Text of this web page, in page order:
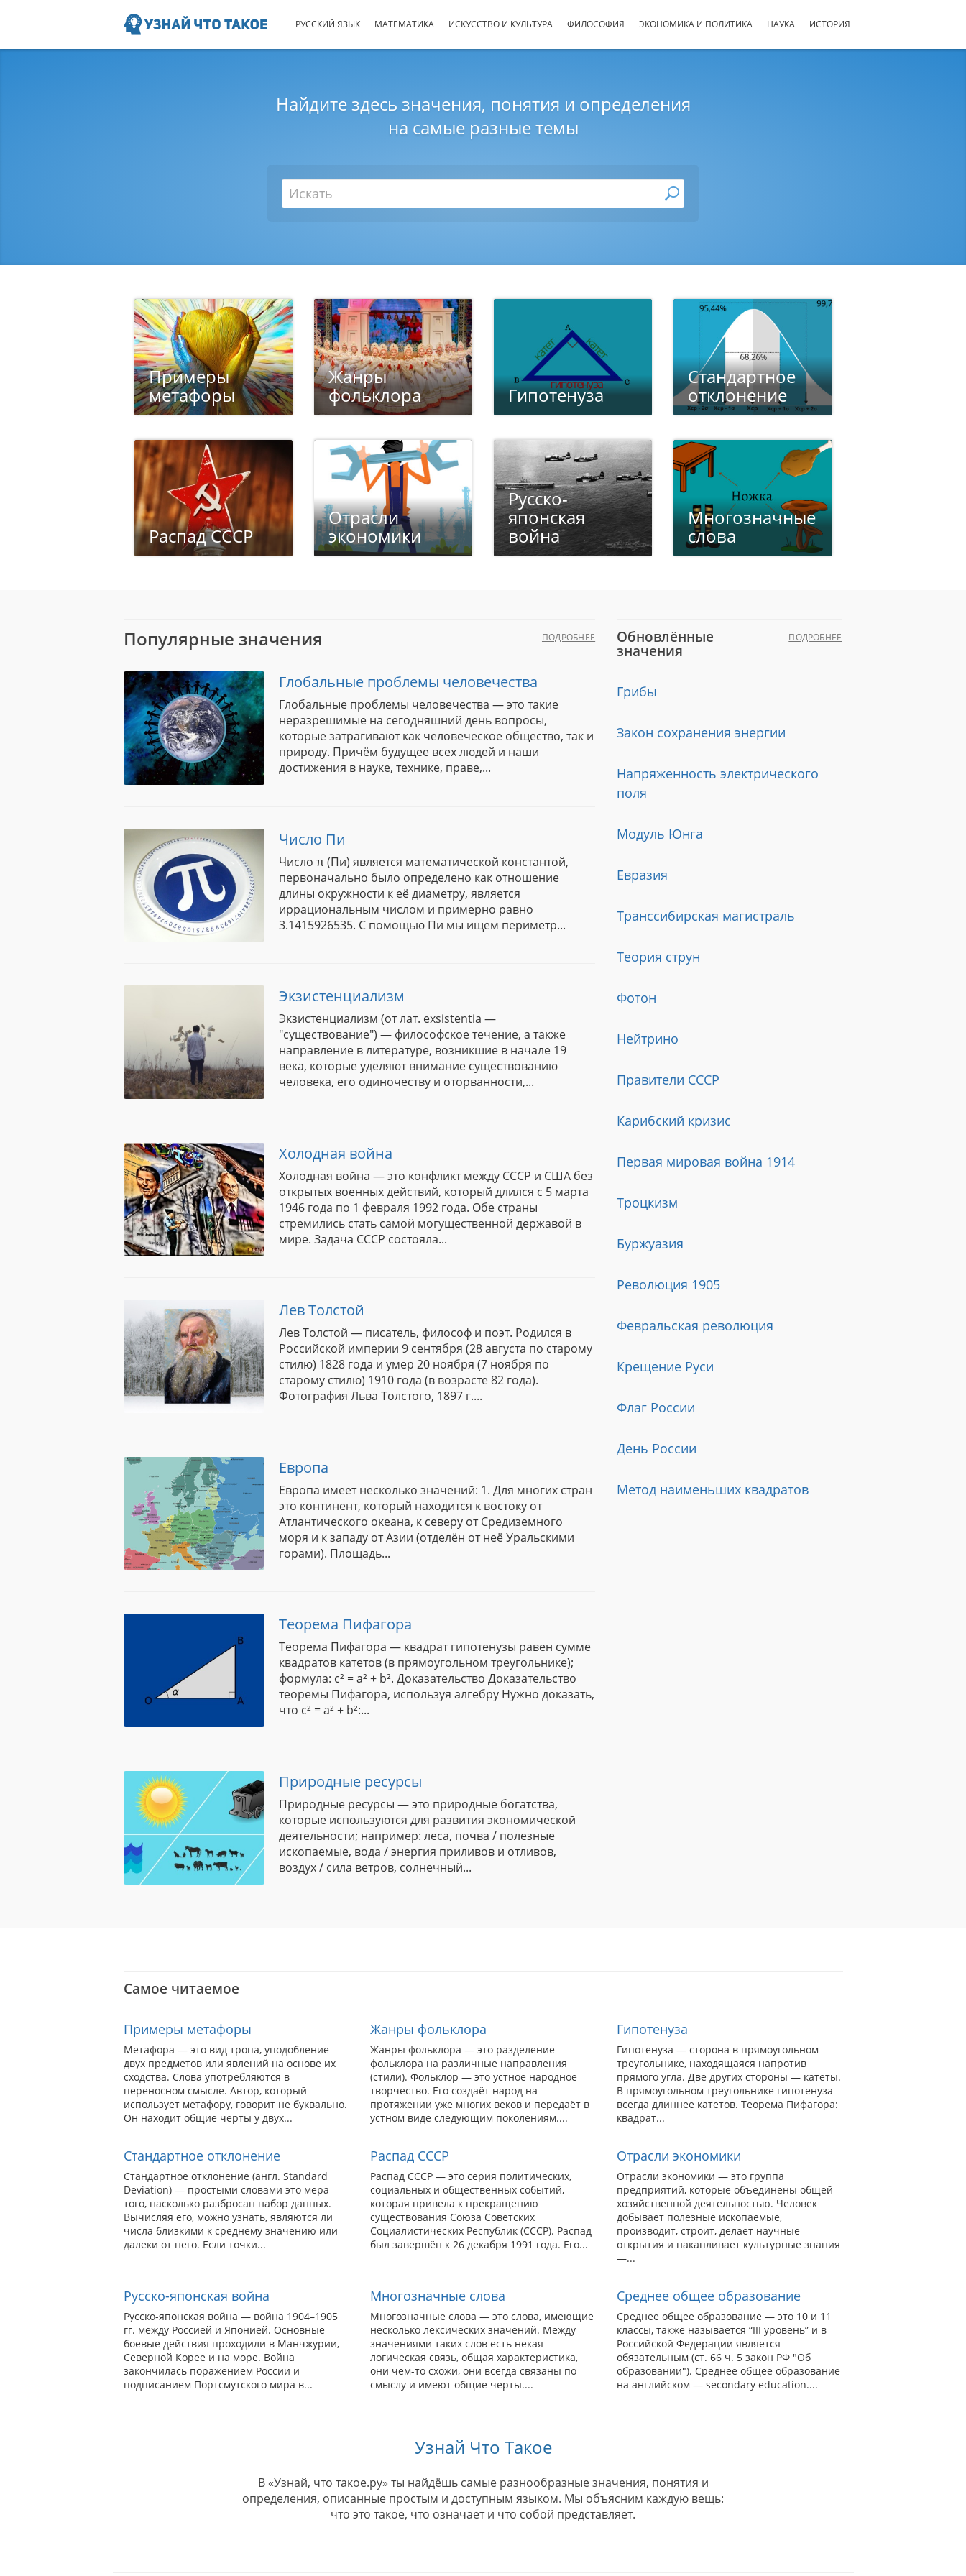
Узнай Что Такое РУССКИЙ ЯЗЫК МАТЕМАТИКА ИСКУССТВО И КУЛЬТУРА ФИЛОСОФИЯ ЭКОНОМИКА И ПОЛИТИКА НАУКА ИСТОРИЯ
Найдите здесь значения, понятия и определения
на самые разные темы
Искать
Примеры
метафоры
Жанры
фольклора Гипотенуза
Стандартное
отклонение
Распад СССР
Отрасли
экономики
Русско-
японская
война
Многозначные
слова
Популярные значения ПОДРОБНЕЕ
Глобальные проблемы человечества
Глобальные проблемы человечества — это такие
неразрешимые на сегодняшний день вопросы,
которые затрагивают как человеческое общество, так и
природу. Причём будущее всех людей и наши
достижения в науке, технике, праве,...
Число Пи
Число π (Пи) является математической константой,
первоначально было определено как отношение
длины окружности к её диаметру, является
иррациональным числом и примерно равно
3.1415926535. С помощью Пи мы ищем периметр...
Экзистенциализм
Экзистенциализм (от лат. exsistentia —
"существование") — философское течение, а также
направление в литературе, возникшие в начале 19
века, которые уделяют внимание существованию
человека, его одиночеству и оторванности,...
Холодная война
Холодная война — это конфликт между СССР и США без
открытых военных действий, который длился с 5 марта
1946 года по 1 февраля 1992 года. Обе страны
стремились стать самой могущественной державой в
мире. Задача СССР состояла...
Лев Толстой
Лев Толстой — писатель, философ и поэт. Родился в
Российской империи 9 сентября (28 августа по старому
стилю) 1828 года и умер 20 ноября (7 ноября по
старому стилю) 1910 года (в возрасте 82 года).
Фотография Льва Толстого, 1897 г....
Европа
Европа имеет несколько значений: 1. Для многих стран
это континент, который находится к востоку от
Атлантического океана, к северу от Средиземного
моря и к западу от Азии (отделён от неё Уральскими
горами). Площадь...
Теорема Пифагора
Теорема Пифагора — квадрат гипотенузы равен сумме
квадратов катетов (в прямоугольном треугольнике);
формула: c² = a² + b². Доказательство Доказательство
теоремы Пифагора, используя алгебру Нужно доказать,
что c² = a² + b²:...
Природные ресурсы
Природные ресурсы — это природные богатства,
которые используются для развития экономической
деятельности; например: леса, почва / полезные
ископаемые, вода / энергия приливов и отливов,
воздух / сила ветров, солнечный...
Обновлённые
значения
ПОДРОБНЕЕ
Грибы
Закон сохранения энергии
Напряженность электрического
поля
Модуль Юнга
Евразия
Транссибирская магистраль
Теория струн
Фотон
Нейтрино
Правители СССР
Карибский кризис
Первая мировая война 1914
Троцкизм
Буржуазия
Революция 1905
Февральская революция
Крещение Руси
Флаг России
День России
Метод наименьших квадратов
Самое читаемое
Примеры метафоры
Метафора — это вид тропа, уподобление
двух предметов или явлений на основе их
сходства. Слова употребляются в
переносном смысле. Автор, который
использует метафору, говорит не буквально.
Он находит общие черты у двух...
Жанры фольклора
Жанры фольклора — это разделение
фольклора на различные направления
(стили). Фольклор — это устное народное
творчество. Его создаёт народ на
протяжении уже многих веков и передаёт в
устном виде следующим поколениям....
Гипотенуза
Гипотенуза — сторона в прямоугольном
треугольнике, находящаяся напротив
прямого угла. Две других стороны — катеты.
В прямоугольном треугольнике гипотенуза
всегда длиннее катетов. Теорема Пифагора:
квадрат...
Стандартное отклонение
Стандартное отклонение (англ. Standard
Deviation) — простыми словами это мера
того, насколько разбросан набор данных.
Вычисляя его, можно узнать, являются ли
числа близкими к среднему значению или
далеки от него. Если точки...
Распад СССР
Распад СССР — это серия политических,
социальных и общественных событий,
которая привела к прекращению
существования Союза Советских
Социалистических Республик (СССР). Распад
был завершён к 26 декабря 1991 года. Его...
Отрасли экономики
Отрасли экономики — это группа
предприятий, которые объединены общей
хозяйственной деятельностью. Человек
добывает полезные ископаемые,
производит, строит, делает научные
открытия и накапливает культурные знания
—...
Русско-японская война
Русско-японская война — война 1904–1905
гг. между Россией и Японией. Основные
боевые действия проходили в Манчжурии,
Северной Корее и на море. Война
закончилась поражением России и
подписанием Портсмутского мира в...
Многозначные слова
Многозначные слова — это слова, имеющие
несколько лексических значений. Между
значениями таких слов есть некая
логическая связь, общая характеристика,
они чем-то схожи, они всегда связаны по
смыслу и имеют общие черты....
Среднее общее образование
Среднее общее образование — это 10 и 11
классы, также называется “III уровень” и в
Российской Федерации является
обязательным (ст. 66 ч. 5 закон РФ "Об
образовании"). Среднее общее образование
на английском — secondary education....
Узнай Что Такое
В «Узнай, что такое.ру» ты найдёшь самые разнообразные значения, понятия и
определения, описанные простым и доступным языком. Мы объясним каждую вещь:
что это такое, что означает и что собой представляет.